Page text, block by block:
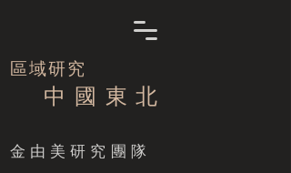
區域研究
中 國 東 北
​金由美研究團隊